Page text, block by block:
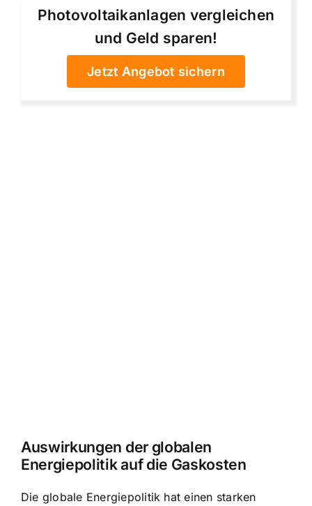
Photovoltaikanlagen vergleichen
und Geld sparen!
Jetzt Angebot sichern
Auswirkungen der globalen
Energiepolitik auf die Gaskosten
Die globale Energiepolitik hat einen starken